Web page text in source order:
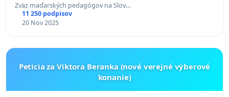
Zväz maďarských pedagógov na Slov…
11 250 podpisov
20 Nov 2025
Peticia za Viktora Beranka (nové verejné výberové
konanie)